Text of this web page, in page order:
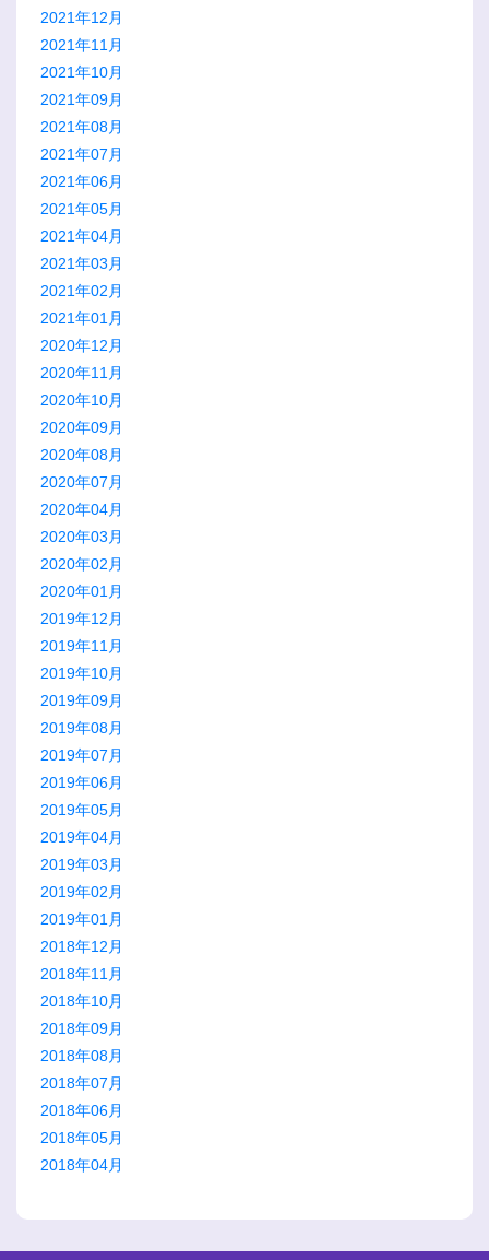
2021年12月
2021年11月
2021年10月
2021年09月
2021年08月
2021年07月
2021年06月
2021年05月
2021年04月
2021年03月
2021年02月
2021年01月
2020年12月
2020年11月
2020年10月
2020年09月
2020年08月
2020年07月
2020年04月
2020年03月
2020年02月
2020年01月
2019年12月
2019年11月
2019年10月
2019年09月
2019年08月
2019年07月
2019年06月
2019年05月
2019年04月
2019年03月
2019年02月
2019年01月
2018年12月
2018年11月
2018年10月
2018年09月
2018年08月
2018年07月
2018年06月
2018年05月
2018年04月